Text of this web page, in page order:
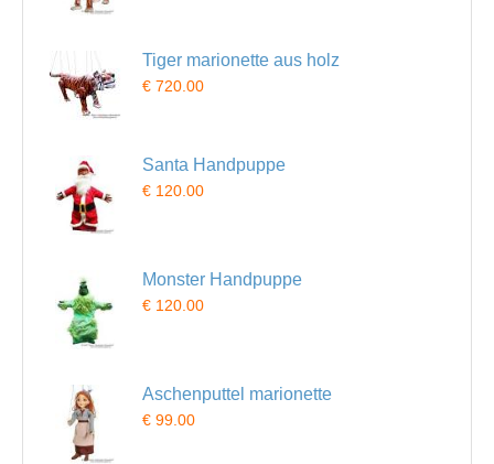
Tiger marionette aus holz
€ 720.00
Santa Handpuppe
€ 120.00
Monster Handpuppe
€ 120.00
Aschenputtel marionette
€ 99.00